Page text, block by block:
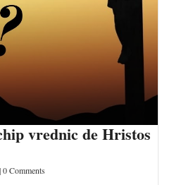
vrednic de Hristos
| 0 Comments